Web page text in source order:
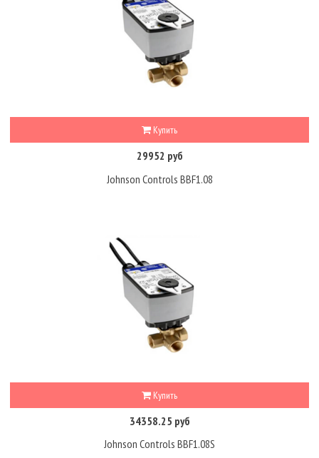
Купить
29952 руб
Johnson Controls BBF1.08
Купить
34358.25 руб
Johnson Controls BBF1.08S